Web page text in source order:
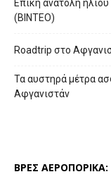
Επική ανατολή
(ΒΙΝΤΕΟ)
Roadtrip στο
Τα αυστηρά μέτρα
Αφγανιστάν
ΒΡΕΣ ΑΕΡΟΠΟΡΙΚΑ: